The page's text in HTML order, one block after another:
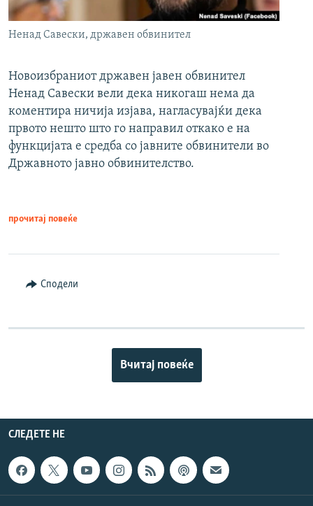
Ненад Савески, државен обвинител
Новоизбраниот државен јавен обвинител
Ненад Савески вели дека никогаш нема да
коментира ничија изјава, нагласувајќи дека
првото нешто што го направил откако е на
функцијата е средба со јавните обвинители во
Државното јавно обвинителство.
прочитај повеќе
Сподели
Вчитај повеќе
СЛЕДЕТЕ НЕ